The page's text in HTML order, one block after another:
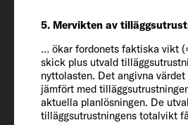
5. Mervikten av
… ökar fordonets faktiska vikt
skick plus utvald
nyttolasten. Det angivna
jämfört med
aktuella planlösningen. De
tilläggsutrustningens totalvikt
2000 / 750
Däck
225/75 R 16 CP